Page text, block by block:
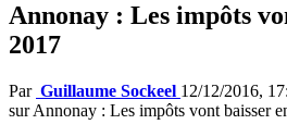
Annonay : Les impôts
2017
Par Guillaume Sockeel 12/12/2016,
sur Annonay : Les impôts vont baisser